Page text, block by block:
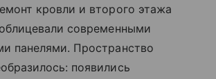
кровли и второго этажа
современными
панелями. Пространство
появились